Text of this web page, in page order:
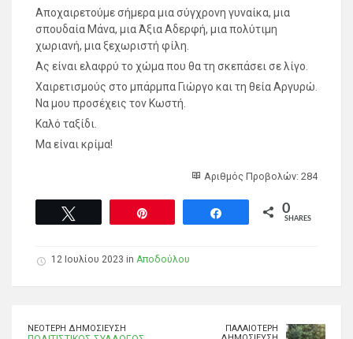
Αποχαιρετούμε σήμερα μια σύγχρονη γυναίκα, μια
σπουδαία Μάνα, μια Άξια Αδερφή, μια πολύτιμη
χωριανή, μια ξεχωριστή φίλη.
Ας είναι ελαφρύ το χώμα που θα τη σκεπάσει σε λίγο.
Χαιρετισμούς στο μπάρμπα Γιώργο και τη θεία Αργυρώ.
Να μου προσέχεις τον Κωστή.
Καλό ταξίδι.
Μα είναι κρίμα!
Αριθμός Προβολών: 284
0
SHARES
12 Ιουλίου 2023 in Αποδούλου
ΝΕΌΤΕΡΗ ΔΗΜΟΣΊΕΥΣΗ
ΠΑΛΑΙΌΤΕΡΗ